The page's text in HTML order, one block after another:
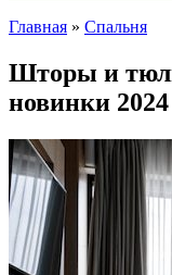
Главная » Спальня
Шторы и
новинки 2024